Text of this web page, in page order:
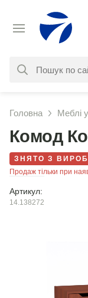
знайдено.
Головна Меблі
Комод
ЗНЯТО З
Продаж тільки при
Артикул:
14.138272